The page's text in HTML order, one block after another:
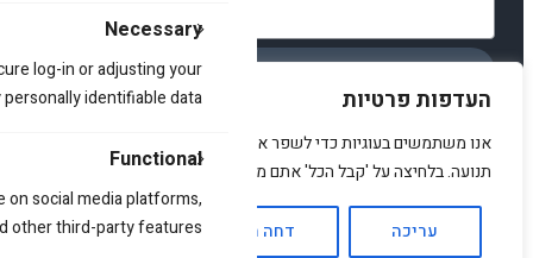
העדפות פרטיות
אנו משתמשים בעוגיות כדי לשפר את האתר, להציג תוכן מותאם ולנתח
תנועה. בלחיצה על 'קבל הכל' אתם מסכימים לכך.
עריכה דחה הכל אשר הכל
Necessary
log-in or adjusting your
identifiable data.
Functional
social media platforms,
other third-party features.
© 2025 amirstuff. All rights reserved.